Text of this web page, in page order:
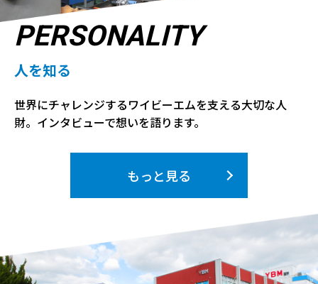
PERSONALITY
人を知る
世界にチャレンジするワイビーエムを支える大切な人
財。インタビューで想いを語ります。
もっと見る